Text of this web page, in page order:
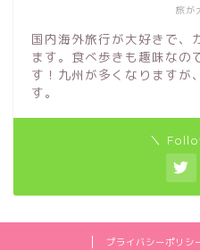
旅が
国内海外旅行が大好きで、
ます。食べ歩きも趣味なの
す！九州が多くなりますが
す。
＼
プライバシーポリシ